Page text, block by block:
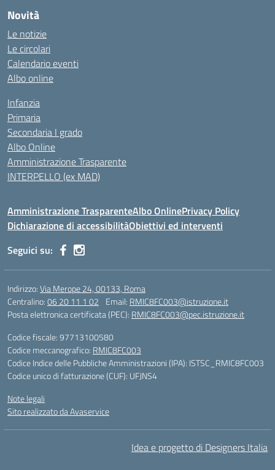
Novità
Le notizie
Le circolari
Calendario eventi
Albo online
Infanzia
Primaria
Secondaria I grado
Albo Online
Amministrazione Trasparente
INTERPELLO (ex MAD)
Amministrazione TrasparenteAlbo OnlinePrivacy Policy
Dichiarazione di accessibilitàObiettivi ed interventi
Seguici su:
Indirizzo:Via Merope 24, 00133, Roma
Centralino:06 20 11 1 02 Email: RMIC8FC003@istruzione.it
Posta elettronica certificata (PEC): RMIC8FC003@pec.istruzione.it
Codice fiscale: 97713100580
Codice meccanografico: RMIC8FC003
Codice Indice delle Pubbliche Amministrazioni (IPA): ISTSC_RMIC8FC003
Codice unico di fatturazione (CUF): UFJNS4
Note legali
Sito realizzato da Avaservice
Idea e progetto di Designers Italia